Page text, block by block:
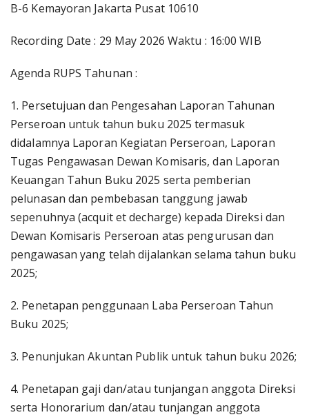
B-6 Kemayoran Jakarta Pusat 10610
Recording Date : 29 May 2026 Waktu : 16:00 WIB
Agenda RUPS Tahunan :
1. Persetujuan dan Pengesahan Laporan Tahunan
Perseroan untuk tahun buku 2025 termasuk
didalamnya Laporan Kegiatan Perseroan, Laporan
Tugas Pengawasan Dewan Komisaris, dan Laporan
Keuangan Tahun Buku 2025 serta pemberian
pelunasan dan pembebasan tanggung jawab
sepenuhnya (acquit et decharge) kepada Direksi dan
Dewan Komisaris Perseroan atas pengurusan dan
pengawasan yang telah dijalankan selama tahun buku
2025;
2. Penetapan penggunaan Laba Perseroan Tahun
Buku 2025;
3. Penunjukan Akuntan Publik untuk tahun buku 2026;
4. Penetapan gaji dan/atau tunjangan anggota Direksi
serta Honorarium dan/atau tunjangan anggota